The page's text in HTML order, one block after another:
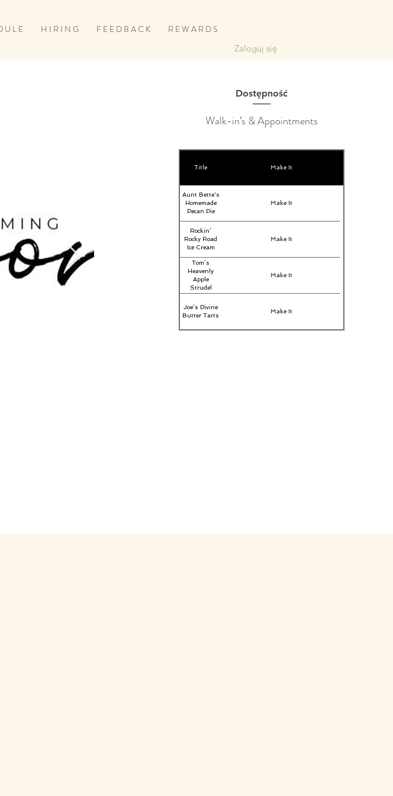
U L E H I R I N G F E E D B A C K R E W A R D S
Zaloguj się
Dostępność
Walk-in’s & Appointments
Title Make It
Aunt Bette's
Homemade
Pecan Pie
Make It
Rockin’
Rocky Road
Ice Cream
Make It
Tom’s
Heavenly
Apple
Strudel
Make It
Joe’s Divine
Butter Tarts
Make It